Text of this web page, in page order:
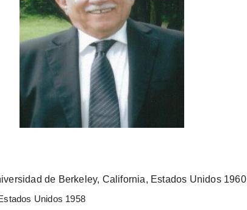
de Berkeley, California, Estados Unidos 1960
Unidos 1958